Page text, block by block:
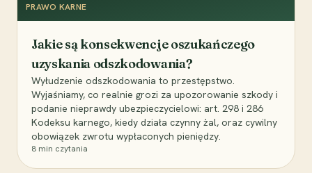
PRAWO KARNE
Jakie są konsekwencje oszukańczego
uzyskania odszkodowania?
Wyłudzenie odszkodowania to przestępstwo.
Wyjaśniamy, co realnie grozi za upozorowanie szkody i
podanie nieprawdy ubezpieczycielowi: art. 298 i 286
Kodeksu karnego, kiedy działa czynny żal, oraz cywilny
obowiązek zwrotu wypłaconych pieniędzy.
8 min czytania